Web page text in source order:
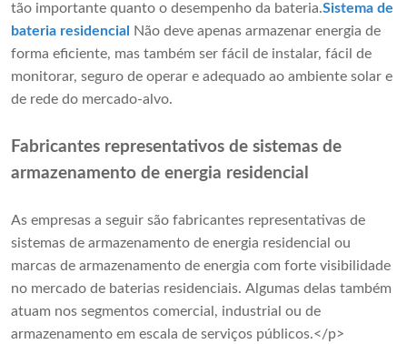
tão importante quanto o desempenho da bateria.Sistema de
bateria residencial
Não deve apenas armazenar energia de
forma eficiente, mas também ser fácil de instalar, fácil de
monitorar, seguro de operar e adequado ao ambiente solar e
de rede do mercado-alvo.
Fabricantes representativos de sistemas de
armazenamento de energia residencial
As empresas a seguir são fabricantes representativas de
sistemas de armazenamento de energia residencial ou
marcas de armazenamento de energia com forte visibilidade
no mercado de baterias residenciais. Algumas delas também
atuam nos segmentos comercial, industrial ou de
armazenamento em escala de serviços públicos.</p>